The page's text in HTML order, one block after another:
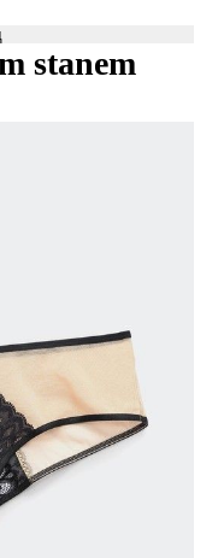
stanem